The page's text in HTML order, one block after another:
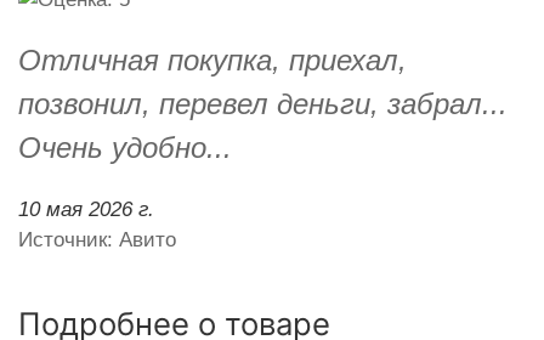
Отличная покупка, приехал,
позвонил, перевел деньги, забрал...
Очень удобно...
10 мая 2026 г.
Источник: Авито
Подробнее о товаре